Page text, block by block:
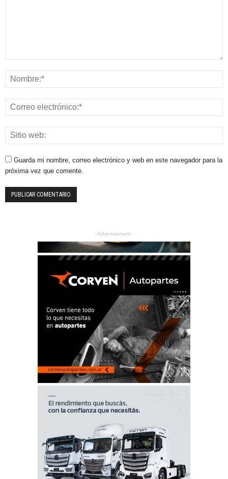
Guarda mi nombre, correo electrónico y web en este navegador para la
próxima vez que comente.
- Advertisement -